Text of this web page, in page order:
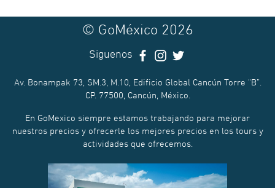
© GoMéxico 2026
Siguenos
Av. Bonampak 73, SM.3, M.10, Edificio Global Cancún Torre “B”.
CP. 77500, Cancún, México.
En GoMexico siempre estamos trabajando para mejorar
nuestros precios y ofrecerle los mejores precios en los tours y
actividades que ofrecemos.